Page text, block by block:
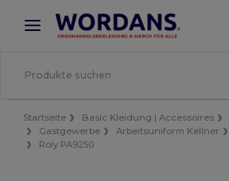
× Wordans App
Bessere Preise in der App!
Startseite Basic Kleidung | Accessoires
Gastgewerbe
Arbeitsuniform Kellner
Roly PA9250